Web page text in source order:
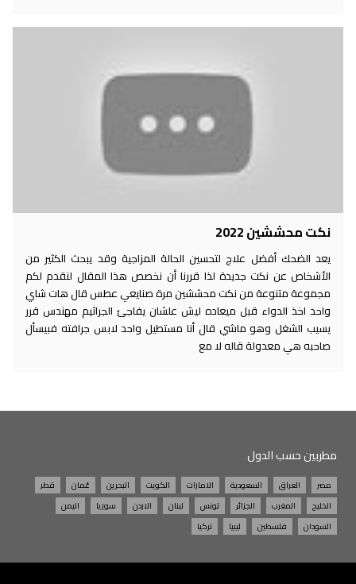
نكت محششين 2022
يعد الضحك أفضل علاج لتحسين الحالة المزاجية وقد يبحث الكثير من
الأشخاص عن نكت جديدة لذا قررنا أن نخصص هذا المقال لنقدم لكم
مجموعة متنوعة من نكت محششين مرة صنايعي عطس قال هات شاي
واحد اخذ الدواء قبل ميعاده ليش علشان يفاجئ الجراثيم مهندس قرر
يسيب الشغل وهو ماشي قال أنا مستطيل واحد لابس جرافته فبيسأل
صاحبه هي معدولة قاله لا مع
مطربين حسب الدول
مصر العراق السعودية الامارات الكويت البحرين عُمان
قطر
الخليج
المغرب الجزائر تونس لبنان الاردن سوريا
اليمن
السودان
فلسطين ليبيا تركيا